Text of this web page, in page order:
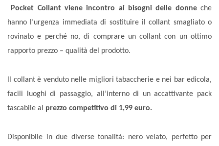
Pocket Collant viene incontro ai bisogni delle donneche
hanno l’urgenza immediata di sostituire il collant smagliato o
rovinato e perché no, di comprare un collant con un ottimo
rapporto prezzo – qualità del prodotto.
collant è venduto nelle migliori tabaccherie e nei bar edicola,
facili luoghi di passaggio, all’interno di un accattivante pack
tascabile al prezzo competitivo di 1,99 euro.
Disponibile in due diverse tonalità: nero velato, perfetto per